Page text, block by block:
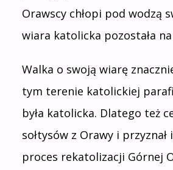
Orawscy chłopi pod wodzą
wiara katolicka pozostała
Walka o swoją wiarę
tym terenie katolickiej
była katolicka. Dlatego też
sołtysów z Orawy i
proces rekatolizacji Górnej